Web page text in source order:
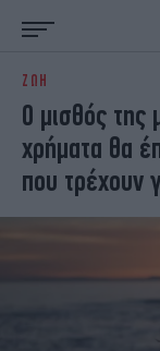
ΕΙΔΗΣΕΙΣ
NON PAPER
ΟΙΚΟΝΟΜΙΑ
ΠΟΛΙΤΙΣΜΟΣ
ΖΩΗ
ΠΟΛΗ
ΖΩΗ
Ο μισθός της
χρήματα θα
που τρέχουν